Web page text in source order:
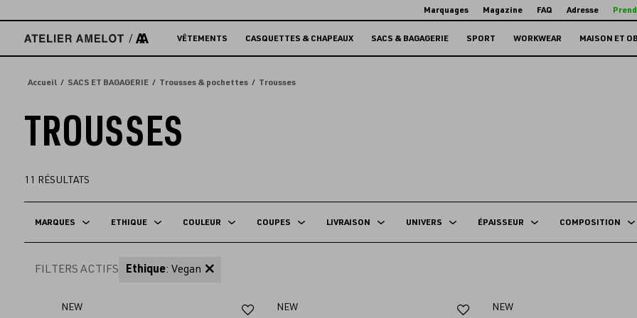
directement
contenu
Marquages Magazine FAQ Adresse
VÊTEMENTS CASQUETTES & CHAPEAUX SACS & BAGAGERIE SPORT WORKWEAR MAISON ET
Accueil SACS ET BAGAGERIE Trousses & pochettes Trousses
TROUSSES
11 RÉSULTATS
MARQUES ETHIQUE COULEUR COUPES LIVRAISON UNIVERS ÉPAISSEUR COMPOSITION
FILTERS ACTIFS Ethique: Vegan
NEW
Ajouter
NEW
Ajouter
NEW